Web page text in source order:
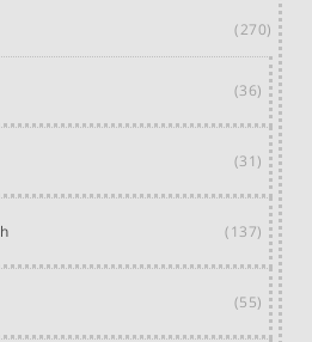
(270)
(36)
(31)
(137)
(55)